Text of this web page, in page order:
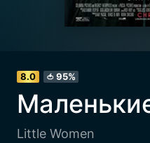
🍅 95%
8.0
Little Women